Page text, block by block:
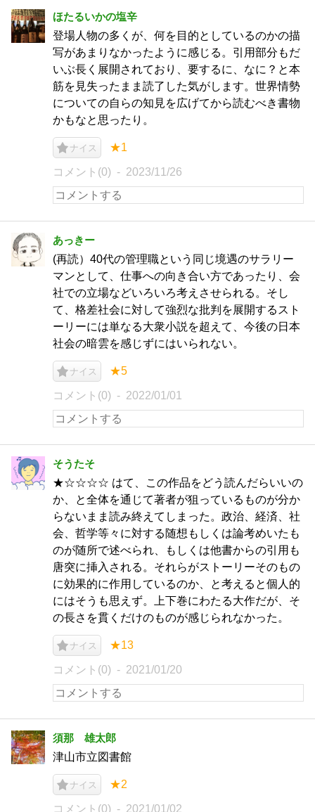
ほたるいかの塩辛
登場人物の多くが、何を目的としているのかの描
写があまりなかったように感じる。引用部分もだ
いぶ長く展開されており、要するに、なに？と本
筋を見失ったまま読了した気がします。世界情勢
についての自らの知見を広げてから読むべき書物
かもなと思ったり。
ナイス ★1
コメント(0) 2023/11/26
あっきー
(再読）40代の管理職という同じ境遇のサラリー
マンとして、仕事への向き合い方であったり、会
社での立場などいろいろ考えさせられる。そし
て、格差社会に対して強烈な批判を展開するスト
ーリーには単なる大衆小説を超えて、今後の日本
社会の暗雲を感じずにはいられない。
ナイス ★5
コメント(0) 2022/01/01
そうたそ
★☆☆☆☆ はて、この作品をどう読んだらいいの
か、と全体を通じて著者が狙っているものが分か
らないまま読み終えてしまった。政治、経済、社
会、哲学等々に対する随想もしくは論考めいたも
のが随所で述べられ、もしくは他書からの引用も
唐突に挿入される。それらがストーリーそのもの
に効果的に作用しているのか、と考えると個人的
にはそうも思えず。上下巻にわたる大作だが、そ
の長さを貫くだけのものが感じられなかった。
ナイス ★13
コメント(0) 2021/01/20
須那 雄太郎
津山市立図書館
ナイス ★2
コメント(0) 2021/01/02